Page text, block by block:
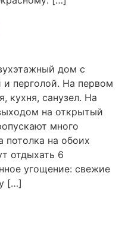
дом с
и перголой. На первом
кухня, санузел. На
на открытый
много
потолка на обоих
отдыхать 6
угощение: свежие
[…]